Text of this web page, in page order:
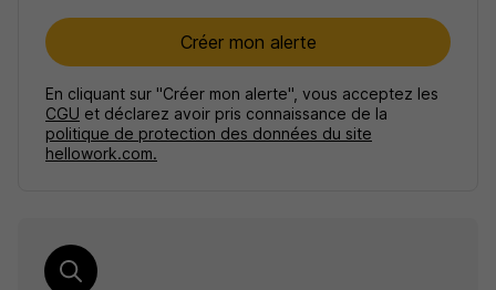
Créer mon alerte
En cliquant sur "Créer mon alerte", vous acceptez les
CGU et déclarez avoir pris connaissance de la
politique de protection des données du site
hellowork.com.